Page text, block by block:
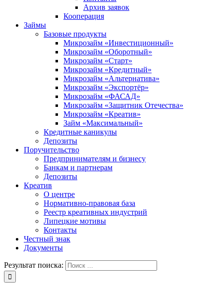
Архив заявок
Кооперация
Займы
Базовые продукты
Микрозайм «Инвестиционный»
Микрозайм «Оборотный»
Микрозайм «Старт»
Микрозайм «Кредитный»
Микрозайм «Альтернатива»
Микрозайм «Экспортёр»
Микрозайм «ФАСАД»
Микрозайм «Защитник Отечества»
Микрозайм «Креатив»
Займ «Максимальный»
Кредитные каникулы
Депозиты
Поручительство
Предпринимателям и бизнесу
Банкам и партнерам
Депозиты
Креатив
О центре
Нормативно-правовая база
Реестр креативных индустрий
Липецкие мотивы
Контакты
Честный знак
Документы
Результат поиска: